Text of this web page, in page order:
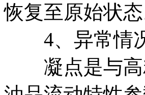
恢复至原始状态
4、异常情
凝点是与高